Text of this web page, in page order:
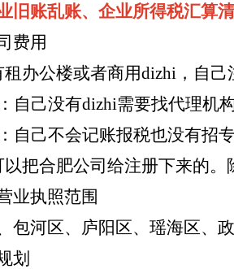
旧账乱账、企业所得税汇算
费用
办公楼或者商用dizhi，自
自己没有dizhi需要找代理机
自己不会记账报税也没有
以把合肥公司给注册下来的
业执照范围
包河区、庐阳区、瑶海区、
划